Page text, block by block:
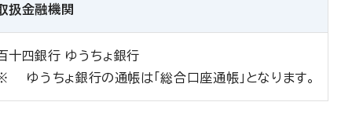
扱金融機関
十四銀行 ゆうちょ銀行
ゆうちょ銀行の通帳は「総合口座通帳」となります。